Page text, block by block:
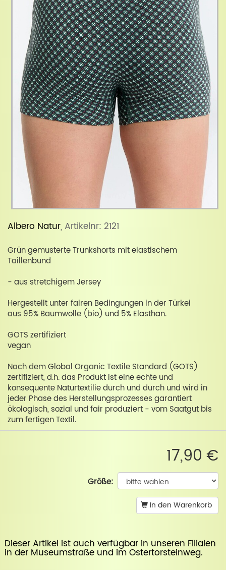
Albero Natur, Artikelnr: 2121
Grün gemusterte Trunkshorts mit elastischem
Taillenbund
- aus stretchigem Jersey
Hergestellt unter fairen Bedingungen in der Türkei
aus 95% Baumwolle (bio) und 5% Elasthan.
GOTS zertifiziert
vegan
Nach dem Global Organic Textile Standard (GOTS)
zertifiziert, d.h. das Produkt ist eine echte und
konsequente Naturtextilie durch und durch und wird in
jeder Phase des Herstellungsprozesses garantiert
ökologisch, sozial und fair produziert - vom Saatgut bis
zum fertigen Textil.
17,90 €
Größe:
In den Warenkorb
Dieser Artikel ist auch verfügbar in unseren Filialen
in der Museumstraßeund imOstertorsteinweg.